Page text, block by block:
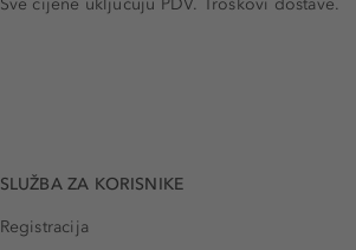
SLUŽBA ZA KORISNIKE
Registracija